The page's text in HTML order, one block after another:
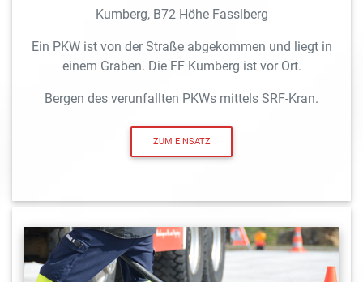
Kumberg, B72 Höhe Fasslberg
Ein PKW ist von der Straße abgekommen und liegt in
einem Graben. Die FF Kumberg ist vor Ort.
Bergen des verunfallten PKWs mittels SRF-Kran.
ZUM EINSATZ